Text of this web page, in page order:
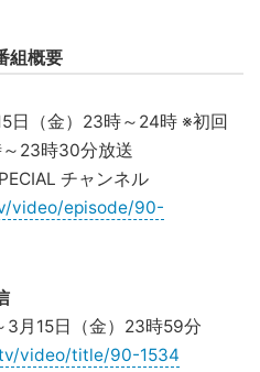
組概要
日（金）23時～24時 ※初回
23時30分放送
チャンネル
video/episode/90-
月15日（金）23時59分
video/title/90-1534